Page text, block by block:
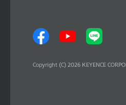
Copyright (C) 2026 KEYENCE